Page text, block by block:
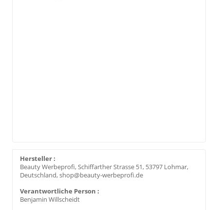
Hersteller :
Beauty Werbeprofi, Schiffarther Strasse 51, 53797 Lohmar,
Deutschland, shop@beauty-werbeprofi.de
Verantwortliche Person :
Benjamin Willscheidt